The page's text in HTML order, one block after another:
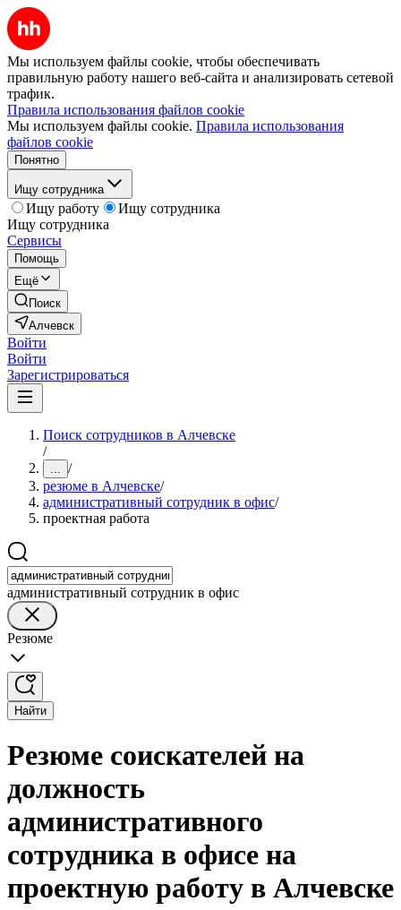
Мы используем файлы cookie, чтобы обеспечивать
правильную работу нашего веб-сайта и анализировать сетевой
трафик.
Правила использования файлов cookie
Мы используем файлы cookie. Правила использования
файлов cookie
Понятно
Ищу сотрудника
Ищу работу
Ищу сотрудника
Ищу сотрудника
Сервисы
Помощь
Ещё
Поиск
Алчевск
Войти
Войти
Зарегистрироваться
Поиск сотрудников в Алчевске
/
... /
резюме в Алчевске/
административный сотрудник в офис/
проектная работа
административный сотрудник в офис
Резюме
Найти
Резюме соискателей на
должность
административного
сотрудника в офисе на
проектную работу в Алчевске